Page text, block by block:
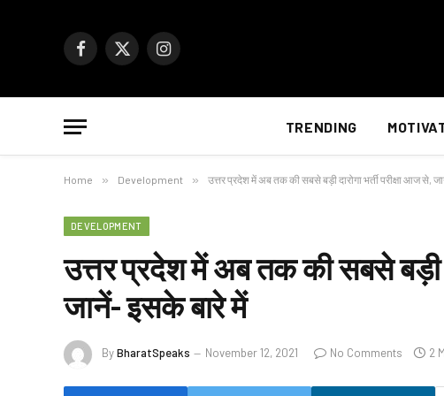
Facebook
X
Instagram
TRENDING
Home » Development » उत्तर प्रदेश में अब तक की सबसे बड़ी दारोगा भर्ती परीक्षा आज से,
DEVELOPMENT
उत्तर प्रदेश में अब तक की सबसे बड़ी
जानें- इसके बारे में
ByBharatSpeaks November 12, 2021 No Comments 2